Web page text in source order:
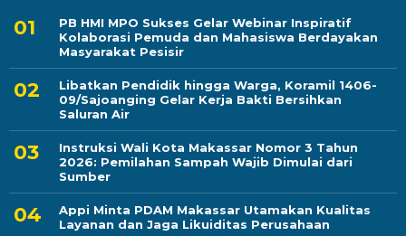
PB HMI MPO Sukses Gelar Webinar Inspiratif
Kolaborasi Pemuda dan Mahasiswa Berdayakan
Masyarakat Pesisir
Libatkan Pendidik hingga Warga, Koramil 1406-
09/Sajoanging Gelar Kerja Bakti Bersihkan
Saluran Air
Instruksi Wali Kota Makassar Nomor 3 Tahun
2026: Pemilahan Sampah Wajib Dimulai dari
Sumber
Appi Minta PDAM Makassar Utamakan Kualitas
Layanan dan Jaga Likuiditas Perusahaan